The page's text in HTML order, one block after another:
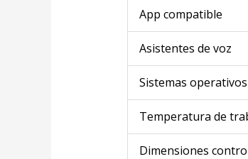
App compatible
Asistentes de voz
Sistemas operativos
Temperatura de
Dimensiones